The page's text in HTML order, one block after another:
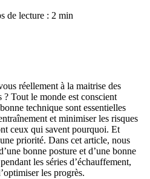
de lecture : 2 min
réellement à la maitrise des
? Tout le monde est conscient
technique sont essentielles
et minimiser les risques
ceux qui savent pourquoi. Et
priorité. Dans cet article, nous
bonne posture et d’une bonne
les séries d’échauffement,
les progrès.